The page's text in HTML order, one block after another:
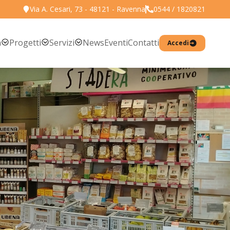
Via A. Cesari, 73 - 48121 - Ravenna 0544 / 1820821
Progetti Servizi NewsEventiContatti Accedi